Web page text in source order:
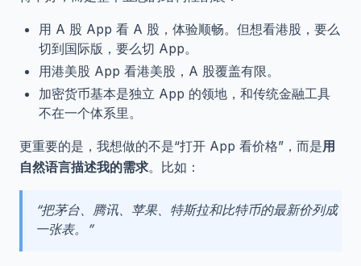
用 A 股 App 看 A 股，体验顺畅。但想看港股，要么
切到国际版，要么切 App。
用港美股 App 看港美股，A 股覆盖有限。
加密货币基本是独立 App 的领地，和传统金融工具
不在一个体系里。
更重要的是，我想做的不是“打开 App 看价格”，而是用
自然语言描述我的需求。比如：
“把茅台、腾讯、苹果、特斯拉和比特币的最新价列成
一张表。”